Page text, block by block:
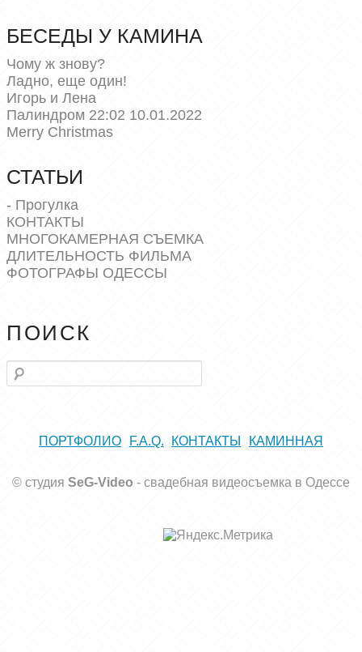
БЕСЕДЫ У КАМИНА
Чому ж знову?
Ладно, еще один!
Игорь и Лена
Палиндром 22:02 10.01.2022
Merry Christmas
СТАТЬИ
- Прогулка
КОНТАКТЫ
МНОГОКАМЕРНАЯ СЪЕМКА
ДЛИТЕЛЬНОСТЬ ФИЛЬМА
ФОТОГРАФЫ ОДЕССЫ
ПОИСК
Поиск
ПОРТФОЛИО F.A.Q. КОНТАКТЫ КАМИННАЯ
© студия SeG-Video - свадебная видеосъемка в Одессе